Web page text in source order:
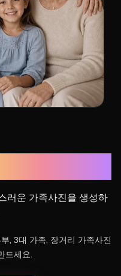
러운 가족사진을 생성하
, 3대 가족, 장거리 가족사진
드세요.